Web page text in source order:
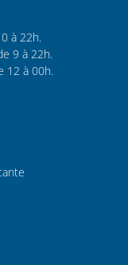
à 22h.
9 à 22h.
12 à 00h.